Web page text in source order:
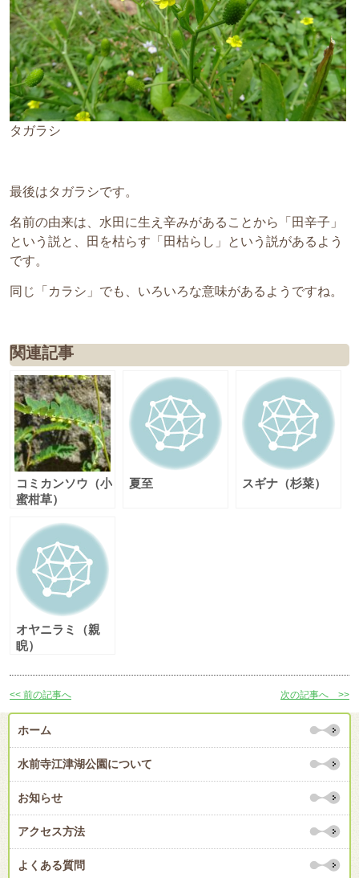
タガラシ
最後はタガラシです。
名前の由来は、水田に生え辛みがあることから「田辛子」
という説と、田を枯らす「田枯らし」という説があるよう
です。
同じ「カラシ」でも、いろいろな意味があるようですね。
関連記事
コミカンソウ（小
蜜柑草）
夏至 スギナ（杉菜）
オヤニラミ（親
睨）
<< 前の記事へ 次の記事へ >>
ホーム
水前寺江津湖公園について
お知らせ
アクセス方法
よくある質問